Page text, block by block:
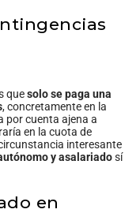
quesolo se paga una
, concretamente en la
por cuenta ajena a
en la cuota de
interesante
y asalariadosí
en